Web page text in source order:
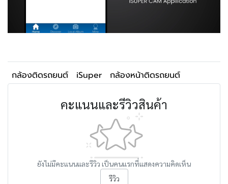
กล้องติดรถยนต์ iSuper กล้องหน้าติดรถยนต์
คะแนนและรีวิวสินค้า
ยังไม่มีคะแนนและรีวิว เป็นคนแรกที่แสดงความคิดเห็น
รีวิว